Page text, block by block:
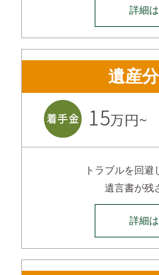
詳細
遺産
トラブルを回
遺言書が残
詳細